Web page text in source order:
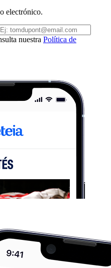
electrónico.
nuestra Política de